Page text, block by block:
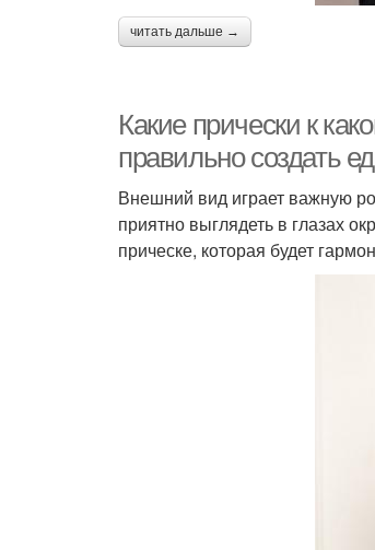
читать дальше →
Какие прически к
правильно создать
Внешний вид играет важную
приятно выглядеть в глазах
прическе, которая будет